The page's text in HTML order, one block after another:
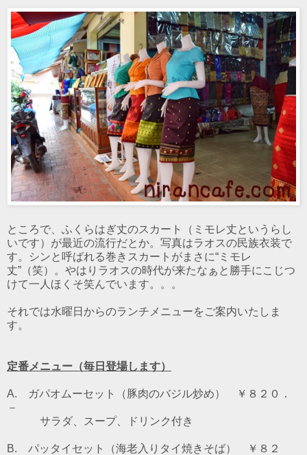
ところで、ふくらはぎ丈のスカート（ミモレ丈というらし
いです）が最近の流行だとか。写真はラオスの民族衣装で
す。シンと呼ばれる巻きスカートがまさに“ミモレ
丈”（笑）。やはりラオスの時代が来たなぁと勝手にこじつ
けて一人ほくそ笑んでいます。。。
それでは水曜日からのランチメニューをご案内いたしま
す。
定番メニュー（毎日登場します）
A. ガパオムーセット（豚肉のバジル炒め） ￥８２０．
－
サラダ、スープ、ドリンク付き
B. パッタイセット（海老入りタイ焼きそば） ￥８２